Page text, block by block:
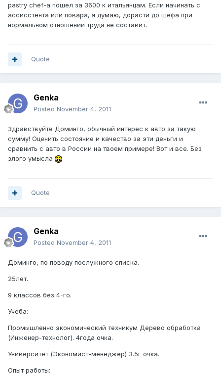
pastry chef-а пошел за 3600 к итальянцам. Если начинать с
ассисстента или повара, я думаю, дорасти до шефа при
нормальном отношении труда не составит.
Quote
Genka
Posted November 4, 2011
Здравствуйте Доминго, обычный интерес к авто за такую
сумму! Оценить состояние и качество за эти деньги и
сравнить с авто в России на твоем примере! Вот и все. Без
злого умысла
Quote
Genka
Posted November 4, 2011
Доминго, по поводу послужного списка.
25лет.
9 классов без 4-го.
Учеба:
Промышленно экономический техникум Дерево обработка
(Инженер-технолог). 4года очка.
Университет (Экономист-менеджер) 3.5г очка.
Опыт работы: